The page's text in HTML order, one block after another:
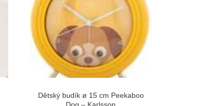
Dětský budík ø 15 cm Peekaboo